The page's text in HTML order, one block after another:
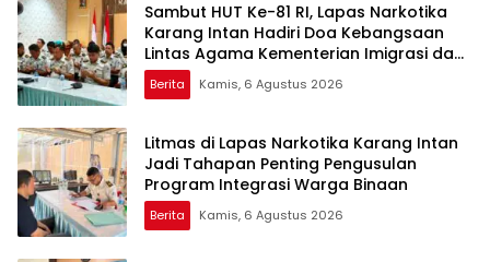
Sambut HUT Ke-81 RI, Lapas Narkotika
Karang Intan Hadiri Doa Kebangsaan
Lintas Agama Kementerian Imigrasi dan
Pemasyarakatan
Berita Kamis, 6 Agustus 2026
Litmas di Lapas Narkotika Karang Intan
Jadi Tahapan Penting Pengusulan
Program Integrasi Warga Binaan
Berita Kamis, 6 Agustus 2026